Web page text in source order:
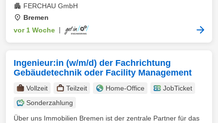
FERCHAU GmbH
Bremen
vor 1 Woche
Ingenieur:in (w/m/d) der Fachrichtung
Gebäudetechnik oder Facility Management
Vollzeit Teilzeit Home-Office
JobTicket
Sonderzahlung
Über uns Immobilien Bremen ist der zentrale Partner für das